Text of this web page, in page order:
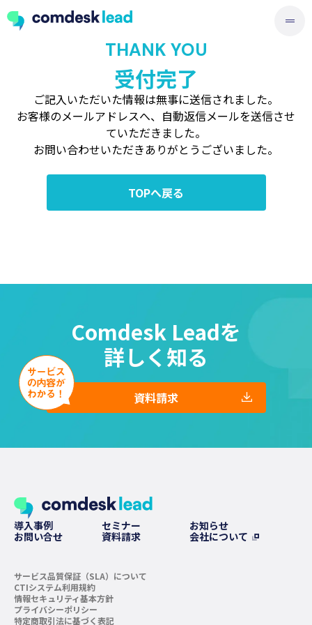
THANK YOU
受付完了
ご記入いただいた情報は無事に送信されました。
お客様のメールアドレスへ、自動返信メールを送信させ
ていただきました。
お問い合わせいただきありがとうございました。
TOPへ戻る
Comdesk Leadを
詳しく知る
資料請求
導入事例 セミナー
お知らせ
お問い合せ
資料請求 会社について
サービス品質保証（SLA）について
CTIシステム利用規約
情報セキュリティ基本方針
プライバシーポリシー
特定商取引法に基づく表記